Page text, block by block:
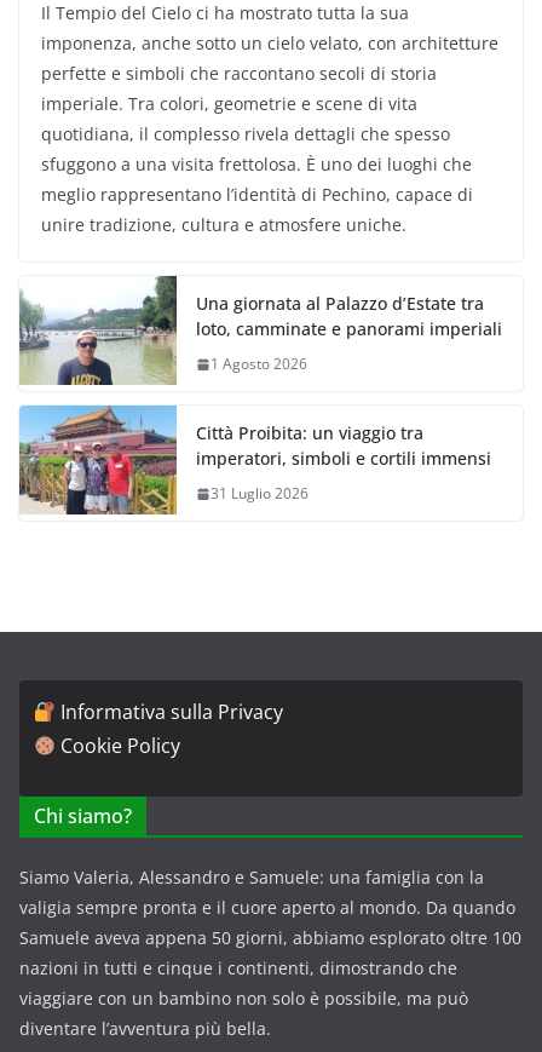
Il Tempio del Cielo ci ha mostrato tutta la sua
imponenza, anche sotto un cielo velato, con architetture
perfette e simboli che raccontano secoli di storia
imperiale. Tra colori, geometrie e scene di vita
quotidiana, il complesso rivela dettagli che spesso
sfuggono a una visita frettolosa. È uno dei luoghi che
meglio rappresentano l’identità di Pechino, capace di
unire tradizione, cultura e atmosfere uniche.
Una giornata al Palazzo d’Estate tra
loto, camminate e panorami imperiali
1 Agosto 2026
Città Proibita: un viaggio tra
imperatori, simboli e cortili immensi
31 Luglio 2026
Informativa sulla Privacy
Cookie Policy
Chi siamo?
Siamo Valeria, Alessandro e Samuele: una famiglia con la
valigia sempre pronta e il cuore aperto al mondo. Da quando
Samuele aveva appena 50 giorni, abbiamo esplorato oltre 100
nazioni in tutti e cinque i continenti, dimostrando che
viaggiare con un bambino non solo è possibile, ma può
diventare l’avventura più bella.